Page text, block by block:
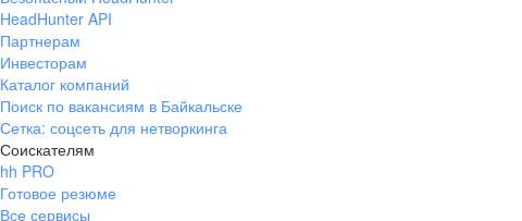
HeadHunter API
Партнерам
Инвесторам
Каталог компаний
Поиск по вакансиям в Байкальске
Сетка: соцсеть для нетворкинга
Соискателям
hh PRO
Готовое резюме
Все сервисы